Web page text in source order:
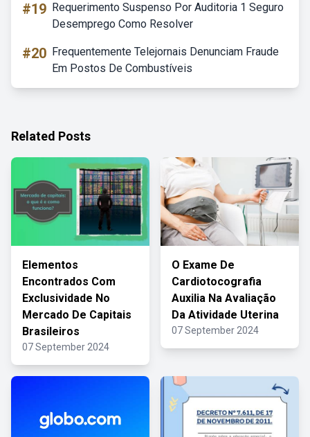
#19 Requerimento Suspenso Por Auditoria 1 Seguro
Desemprego Como Resolver
#20 Frequentemente Telejornais Denunciam Fraude
Em Postos De Combustíveis
Related Posts
Elementos
Encontrados Com
Exclusividade No
Mercado De Capitais
Brasileiros
07 September 2024
O Exame De
Cardiotocografia
Auxilia Na Avaliação
Da Atividade Uterina
07 September 2024